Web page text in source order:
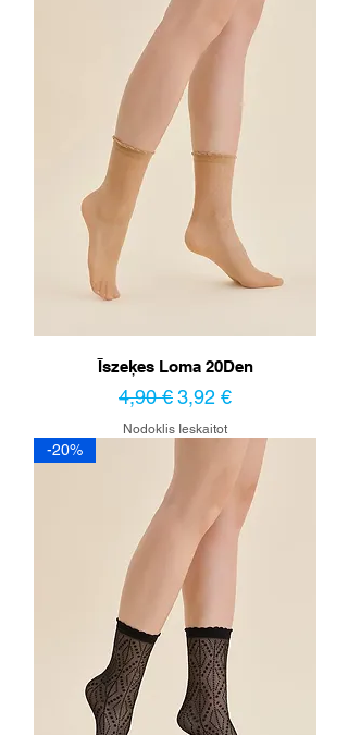
Īszeķes Loma 20Den
Parastā cena
4,90 €Izpārdošanas cena
3,92 €
Nodoklis Ieskaitot
-20%